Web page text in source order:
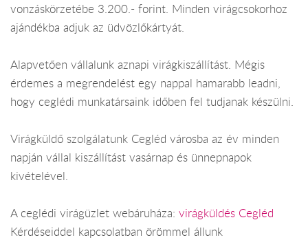
vonzáskörzetébe 3.200.- forint. Minden virágcsokorhoz
ajándékba adjuk az üdvözlőkártyát.
Alapvetően vállalunk aznapi virágkiszállítást. Mégis
érdemes a megrendelést egy nappal hamarabb leadni,
hogy ceglédi munkatársaink időben fel tudjanak készülni.
Virágküldő szolgálatunk Cegléd városba az év minden
napján vállal kiszállítást vasárnap és ünnepnapok
kivételével.
A ceglédi virágüzlet webáruháza: virágküldés Cegléd
Kérdéseiddel kapcsolatban örömmel állunk